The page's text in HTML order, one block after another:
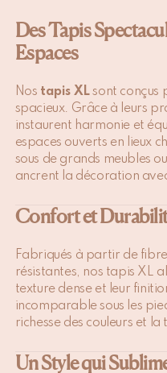
Des Tapis
Espaces
Nos tapis XLsont conçus
spacieux. Grâce à leurs
instaurent harmonie et
espaces ouverts en lieux
sous de grands meubles
ancrent la décoration
Confort et
Fabriqués à partir de
résistantes, nos tapis XL
texture dense et leur
incomparable sous les
richesse des couleurs et la
Un Style qui